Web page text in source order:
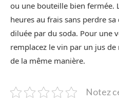
ou une bouteille bien fermée.
heures au frais sans perdre sa
diluée par du soda. Pour une
remplacez le vin par un jus
de la même manière.
Notez